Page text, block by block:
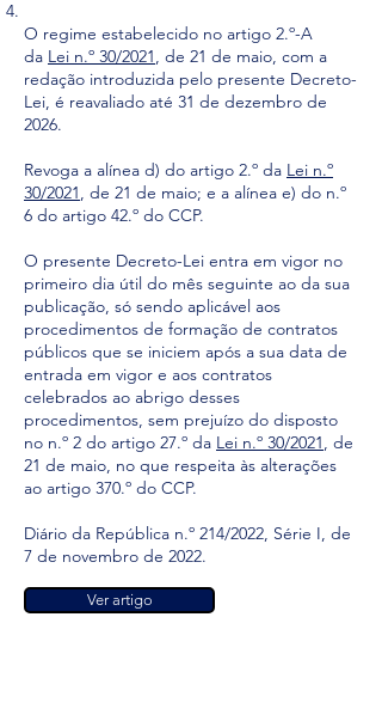
O regime estabelecido no artigo 2.º-A
da Lei n.º 30/2021, de 21 de maio, com a
redação introduzida pelo presente Decreto-
Lei, é reavaliado até 31 de dezembro de
2026.
Revoga a alínea d) do artigo 2.º da Lei n.º
30/2021, de 21 de maio; e a alínea e) do n.º
6 do artigo 42.º do CCP.
O presente Decreto-Lei entra em vigor no
primeiro dia útil do mês seguinte ao da sua
publicação, só sendo aplicável aos
procedimentos de formação de contratos
públicos que se iniciem após a sua data de
entrada em vigor e aos contratos
celebrados ao abrigo desses
procedimentos, sem prejuízo do disposto
no n.º 2 do artigo 27.º da Lei n.º 30/2021, de
21 de maio, no que respeita às alterações
ao artigo 370.º do CCP.
Diário da República n.º 214/2022, Série I, de
7 de novembro de 2022.
Ver artigo